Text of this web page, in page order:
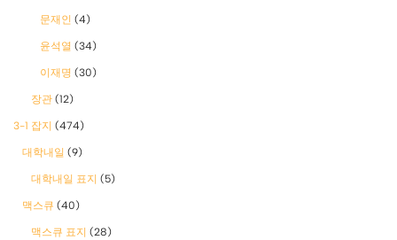
문재인 (4)
윤석열 (34)
이재명 (30)
장관 (12)
3-1 잡지 (474)
대학내일 (9)
대학내일 표지 (5)
맥스큐 (40)
맥스큐 표지 (28)